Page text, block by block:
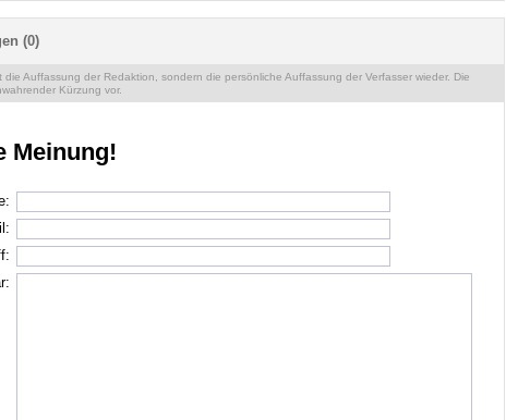
(0)
Auffassung der Redaktion, sondern die persönliche Auffassung der Verfasser wieder. Die
Kürzung vor.
Meinung!